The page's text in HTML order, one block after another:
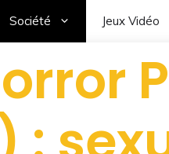
Société Jeux Vidéo